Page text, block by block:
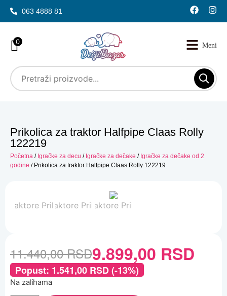
063 4888 81
0
Prikolica za traktor Halfpipe Claas Rolly
122219
Početna / Igračke za decu / Igračke za dečake / Igračke za dečake od 2
godine / Prikolica za traktor Halfpipe Claas Rolly 122219
11.440,00RSD9.899,00 RSD
Popust: 1.541,00 RSD(-13%)
Na zalihama